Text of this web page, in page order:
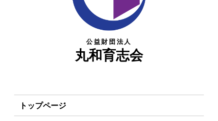
公益財団法人
丸和育志会
トップページ